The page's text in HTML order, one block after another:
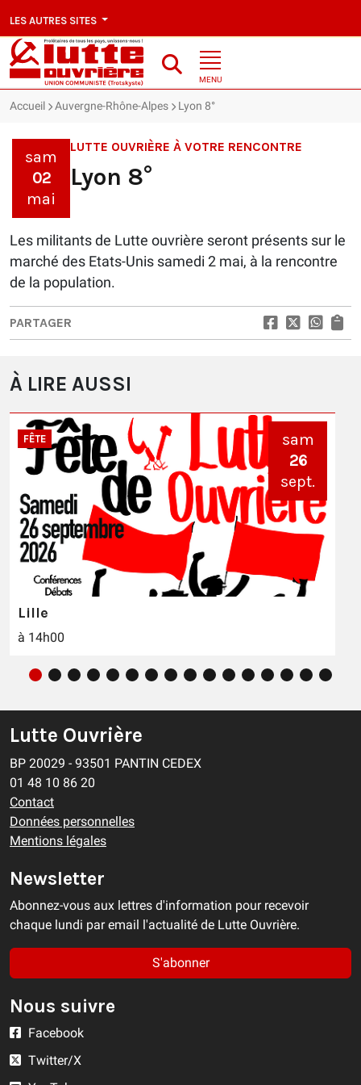
LES AUTRES SITES
MENU
Accueil Auvergne-Rhône-Alpes Lyon 8°
sam
02
mai
LUTTE OUVRIÈRE À VOTRE RENCONTRE
Lyon 8°
Les militants de Lutte ouvrière seront présents sur le
marché des Etats-Unis samedi 2 mai, à la rencontre
de la population.
PARTAGER
À LIRE AUSSI
FÊTE
sam
26
sept.
Lille
à 14h00
Lutte Ouvrière
BP 20029 - 93501 PANTIN CEDEX
01 48 10 86 20
Contact
Données personnelles
Mentions légales
Newsletter
Abonnez-vous aux lettres d'information pour recevoir
chaque lundi par email l'actualité de Lutte Ouvrière.
S'abonner
Nous suivre
Facebook
Twitter/X